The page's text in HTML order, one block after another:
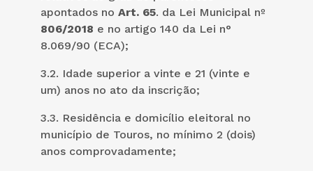
apontados no Art. 65. da Lei Municipal nº
806/2018 e no artigo 140 da Lei n°
8.069/90 (ECA);
3.2. Idade superior a vinte e 21 (vinte e
um) anos no ato da inscrição;
3.3. Residência e domicílio eleitoral no
município de Touros, no mínimo 2 (dois)
anos comprovadamente;